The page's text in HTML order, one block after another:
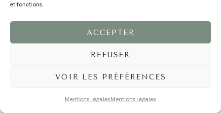
et fonctions.
ACCEPTER
REFUSER
VOIR LES PRÉFÉRENCES
Mentions légalesMentions légales
©2024 EI Magali Selvi - Photographe Famille et Mariage - Nice - Côte d'Azur -